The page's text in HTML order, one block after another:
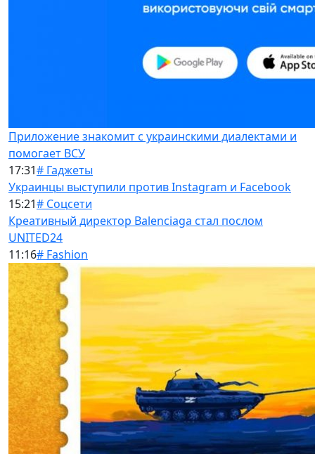
Приложение знакомит с украинскими диалектами и
помогает ВСУ
17:31# Гаджеты
Украинцы выступили против Instagram и Facebook
15:21# Соцсети
Креативный директор Balenciaga стал послом
UNITED24
11:16# Fashion